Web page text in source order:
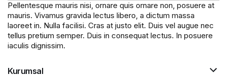
Pellentesque mauris nisi, ornare quis ornare non, posuere at
mauris. Vivamus gravida lectus libero, a dictum massa
laoreet in. Nulla facilisi. Cras at justo elit. Duis vel augue nec
tellus pretium semper. Duis in consequat lectus. In posuere
iaculis dignissim.
Kurumsal